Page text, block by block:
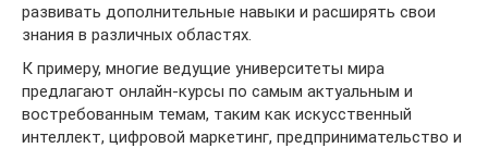
развивать дополнительные навыки и расширять свои
знания в различных областях.
К примеру, многие ведущие университеты мира
предлагают онлайн-курсы по самым актуальным и
востребованным темам, таким как искусственный
интеллект, цифровой маркетинг, предпринимательство и